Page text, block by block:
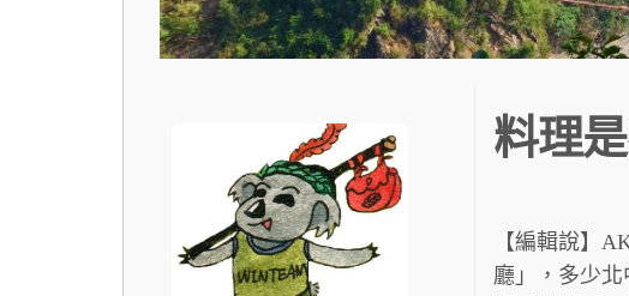
料理
【編輯說】
廳」，多少